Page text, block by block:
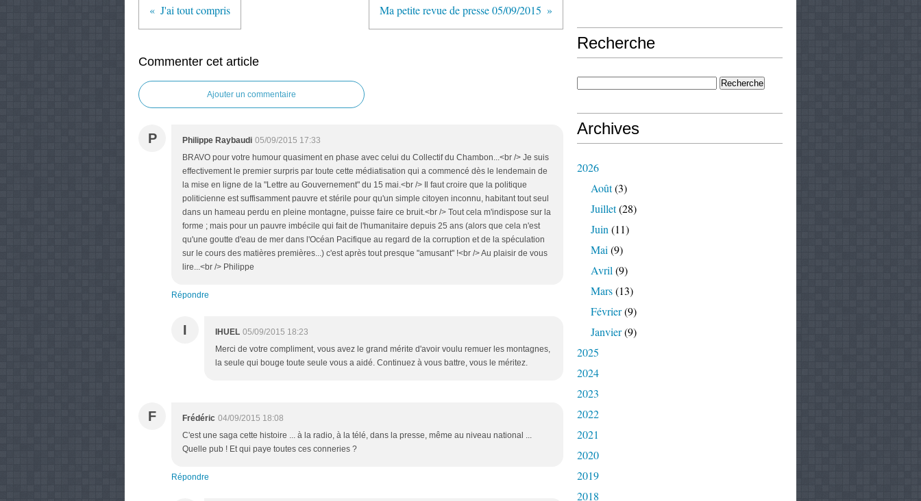
J'ai tout compris Ma petite revue de presse 05/09/2015
Commenter cet article
Ajouter un commentaire
P Philippe Raybaudi 05/09/2015 17:33
BRAVO pour votre humour quasiment en phase avec celui du Collectif du Chambon...<br /> Je suis
effectivement le premier surpris par toute cette médiatisation qui a commencé dès le lendemain de
la mise en ligne de la "Lettre au Gouvernement" du 15 mai.<br /> Il faut croire que la politique
politicienne est suffisamment pauvre et stérile pour qu'un simple citoyen inconnu, habitant tout seul
dans un hameau perdu en pleine montagne, puisse faire ce bruit.<br /> Tout cela m'indispose sur la
forme ; mais pour un pauvre imbécile qui fait de l'humanitaire depuis 25 ans (alors que cela n'est
qu'une goutte d'eau de mer dans l'Océan Pacifique au regard de la corruption et de la spéculation
sur le cours des matières premières...) c'est après tout presque "amusant" !<br /> Au plaisir de vous
lire...<br /> Philippe
Répondre
I IHUEL 05/09/2015 18:23
Merci de votre compliment, vous avez le grand mérite d'avoir voulu remuer les montagnes,
la seule qui bouge toute seule vous a aidé. Continuez à vous battre, vous le méritez.
F Frédéric 04/09/2015 18:08
C'est une saga cette histoire ... à la radio, à la télé, dans la presse, même au niveau national ...
Quelle pub ! Et qui paye toutes ces conneries ?
Répondre
Recherche
Archives
2026
Août(3)
Juillet(28)
Juin (11)
Mai (9)
Avril (9)
Mars(13)
Février(9)
Janvier(9)
2025
2024
2023
2022
2021
2020
2019
2018